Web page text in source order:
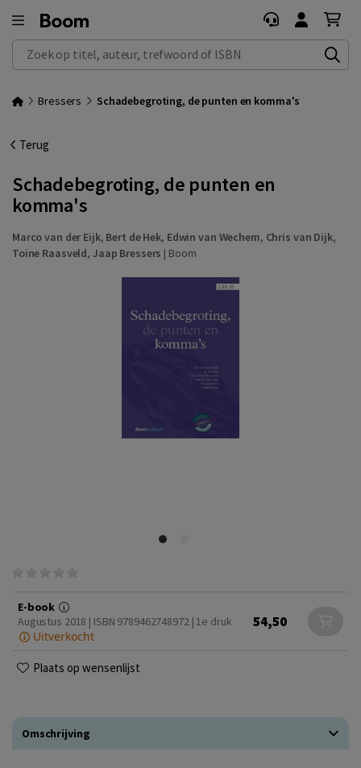
Zoek op titel, auteur, trefwoord of ISBN
Bressers Schadebegroting, de punten en komma's
Terug
Schadebegroting, de punten en
komma's
Marco van der Eijk, Bert de Hek, Edwin van Wechem, Chris van Dijk,
Toine Raasveld, Jaap Bressers | Boom
E-book
Augustus 2018 | ISBN 9789462748972 | 1e druk
Uitverkocht
54,50
Plaats op wensenlijst
Omschrijving